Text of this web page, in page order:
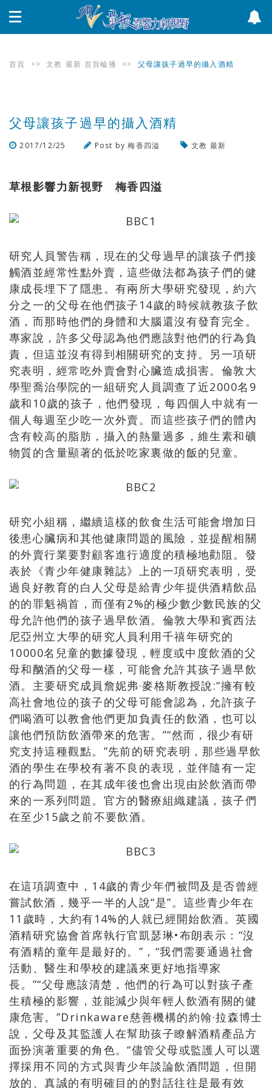
首頁 >> 文教 最新 首頁輪播 >> 父母讓孩子過早的攝入酒精
父母讓孩子過早的攝入酒精
2017/12/25 Post by梅香四溢 文教 最新
草根影響力新視野 梅香四溢
研究人員警告稱，現在的父母過早的讓孩子們接
觸酒並經常性點外賣，這些做法都為孩子們的健
康成長埋下了隱患。有兩所大學研究發現，約六
分之一的父母在他們孩子14歲的時候就教孩子飲
酒，而那時他們的身體和大腦還沒有發育完全。
專家說，許多父母認為他們應該對他們的行為負
責，但這並沒有得到相關研究的支持。另一項研
究表明，經常吃外賣會對心臟造成損害。倫敦大
學聖喬治學院的一組研究人員調查了近2000名9
歲和10歲的孩子，他們發現，每四個人中就有一
個人每週至少吃一次外賣。而這些孩子們的體內
含有較高的脂肪，攝入的熱量過多，維生素和礦
物質的含量顯著的低於吃家裏做的飯的兒童。
研究小組稱，繼續這樣的飲食生活可能會增加日
後患心臟病和其他健康問題的風險，並提醒相關
的外賣行業要對顧客進行適度的積極地勸阻。發
表於《青少年健康雜誌》上的一項研究表明，受
過良好教育的白人父母是給青少年提供酒精飲品
的的罪魁禍首，而僅有2%的極少數少數民族的父
母允許他們的孩子過早飲酒。倫敦大學和賓西法
尼亞州立大學的研究人員利用千禧年研究的
10000名兒童的數據發現，輕度或中度飲酒的父
母和酗酒的父母一樣，可能會允許其孩子過早飲
酒。主要研究成員詹妮弗·麥格斯教授說:“擁有較
高社會地位的孩子的父母可能會認為，允許孩子
們喝酒可以教會他們更加負責任的飲酒，也可以
讓他們預防飲酒帶來的危害。”“然而，很少有研
究支持這種觀點。”先前的研究表明，那些過早飲
酒的學生在學校有著不良的表現，並伴隨有一定
的行為問題，在其成年後也會出現由於飲酒而帶
來的一系列問題。官方的醫療組織建議，孩子們
在至少15歲之前不要飲酒。
在這項調查中，14歲的青少年們被問及是否曾經
嘗試飲酒，幾乎一半的人說“是”。這些青少年在
11歲時，大約有14%的人就已經開始飲酒。英國
酒精研究協會首席執行官凱瑟琳•布朗表示：“沒
有酒精的童年是最好的。”，“我們需要通過社會
活動、醫生和學校的建議來更好地指導家
長。”“父母應該清楚，他們的行為可以對孩子產
生積極的影響，並能減少與年輕人飲酒有關的健
康危害。”Drinkaware慈善機構的約翰·拉森博士
說，父母及其監護人在幫助孩子瞭解酒精產品方
面扮演著重要的角色。“儘管父母或監護人可以選
擇採用不同的方式與青少年談論飲酒問題，但開
放的、真誠的有明確目的的對話往往是最有效